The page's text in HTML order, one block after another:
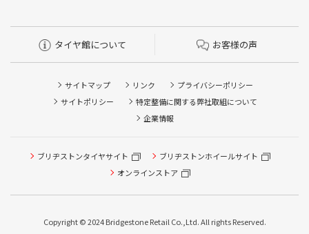
タイヤ館について お客様の声
サイトマップ リンク
プライバシーポリシー
サイトポリシー
特定整備に関する弊社取組について
企業情報
ブリヂストンタイヤサイト
ブリヂストンホイールサイト
オンラインストア
Copyright © 2024 Bridgestone Retail Co.,Ltd. All rights Reserved.
タイヤ点検・安全点検/タイヤ履き替え/オイル交換/その他
ピット作業の予約
本日のタイヤ履き替え順番待ち予約 ※クローク契約会員の